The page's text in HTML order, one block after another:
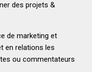
des projets &
de marketing et
en relations les
ou commentateurs